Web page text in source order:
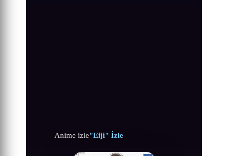
Anime izle"Eiji" İzle